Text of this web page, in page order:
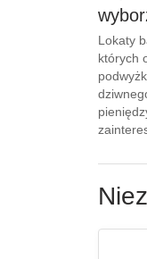
Lokaty
których